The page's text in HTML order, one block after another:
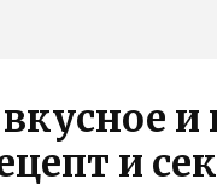
и
и